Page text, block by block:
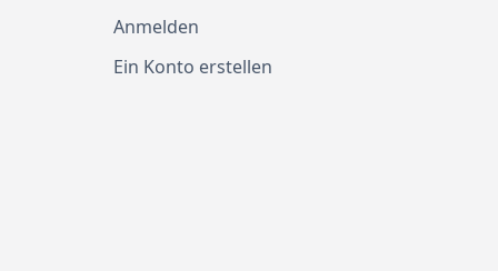
Anmelden
Ein Konto erstellen